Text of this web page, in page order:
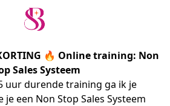
🔥 Online training: Non
Sales Systeem
uur durende training ga ik je
een Non Stop Sales Systeem